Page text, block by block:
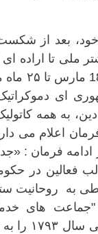
بعد از
تا اراده ای
ای
به همه
آوریل ۱۸۷۱ صادر شد. این
فرمان :
فعالین در
به روحانیت
"جماعت های
خودپسند"،